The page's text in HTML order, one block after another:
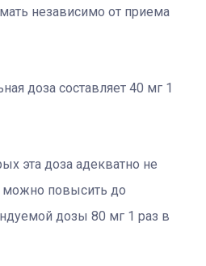
независимо от приема
доза составляет 40 мг 1
эта доза адекватно не
можно повысить до
дозы 80 мг 1 раз в